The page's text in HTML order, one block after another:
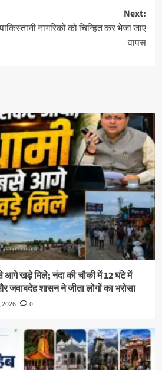
Next:
नागरिकों को चिन्हित कर भेजा जाए
वापस
खड़े मिले; नंदा की चौकी में 12 घंटे में
जवाबदेह शासन ने जीता लोगों का भरोसा
0